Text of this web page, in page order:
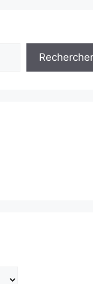
Rechercher